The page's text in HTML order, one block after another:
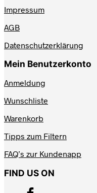
Impressum
AGB
Datenschutzerklärung
Mein Benutzerkonto
Anmeldung
Wunschliste
Warenkorb
Tipps zum Filtern
FAQ’s zur Kundenapp
FIND US ON